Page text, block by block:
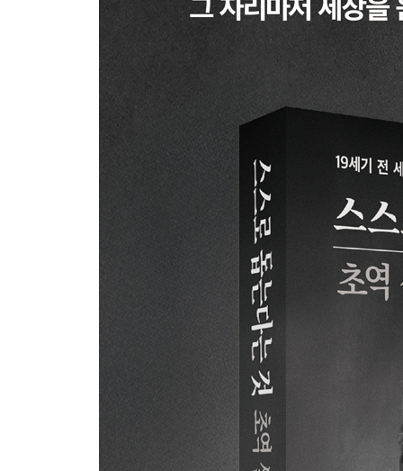
7. 부엌을 통째로 용광로에 던져 넣은 사람: 벤베누
8. 오직 자신의 힘으로: 프랜시스 챈트리
10. 나는 무엇도 소홀히 하지 않았다: 니콜라 푸생
11. 양초 가게에서 오라토리오를 쓰다: 윌리엄 잭슨
12. 추운 밤의 작업실: 루카 델라 로비아
4장. 습관, 절제, 내면의 힘: “나는 나를 다스리고 있
1. 하늘에서는 번개를, 폭군에게서는 왕홀을: 벤저
2. 단 1분도 허투루 흘려보내지 않은 사람: 헨리 브
3. 천재성이란 인내다: 뷔퐁 백작
4. 자립과 의존은 함께 간다: 윌리엄 워즈워스와 알
5. 절대 절망하지 마라: 조너스 한웨이
6. 나의 부유함은 욕망의 작음에 있었다: 조지프 브
7. 당신은 나보다 가난하다: 에픽테토스
5장. 양심이 세상을 채우는 순간: “나는 누구를 향하
1. 그의 싸움은 결국 시대의 양심을 깨웠다: 그랜빌